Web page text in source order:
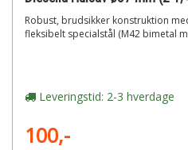
Robust, brudsikker konstruktion
fleksibelt specialstål (M42 bimetal
Leveringstid: 2-3 hverdage
100,-